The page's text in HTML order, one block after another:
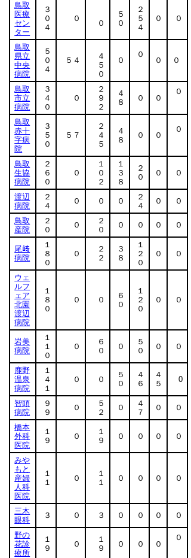
鳥取
医療
セン
ター
３
０
４
０
０
５
０
２
５
４
０ ０
鳥取
県立
中央
病院
５
０
４
５４
４
５
０
０
０
０ ０
鳥取
市立
病院
３
４
０
０
２
９
２
４
８
０ ０
０
鳥取
赤十
字病
院
３
５
０
５７
２
４
５
４
８
０ ０
０
鳥取
生協
病院
２
６
０
０
１
０
２
１
３
８
２
０
０ ０
渡辺
病院
２
４
０ ０ ０
２
４
０ ０
鳥取
産院
２
０
０
２
０
０ ０ ０ ０
尾﨑
病院
１
８
０
０
２
２
３
８
１
２
０
０ ０
ウェ
ルフ
ェア
北園
渡辺
病院
１
８
０
０ ０
６
０
１
２
０
０ ０
岩美
病院
１
１
０
０
６
０
０
５
０
０ ０
鹿野
温泉
病院
１
４
１
０ ０
５
０
４
６
４
５
0
智頭
病院
９
９
０
５
２
０
４
７
０ ０
橋本
外科
医院
１
９
０
１
９
０ ０ ０ ０
みや
もと
産婦
人科
医院
１
１
０
１
１
０ ０ ０ ０
三木
眼科
３ ０ ３ ０ ０ ０ ０
野の
花診
療所
１
９
０
１
９
０ ０ ０
０